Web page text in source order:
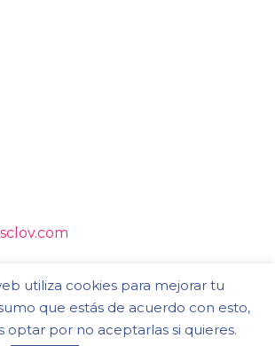
utiliza cookies para mejorar tu
que estás de acuerdo con esto,
optar por no aceptarlas si quieres.